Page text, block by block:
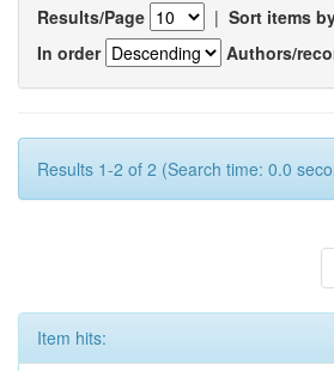
Results/Page | Sort items
In order
Authors/
Results 1-2 of 2 (Search time: 0.0
Item hits: